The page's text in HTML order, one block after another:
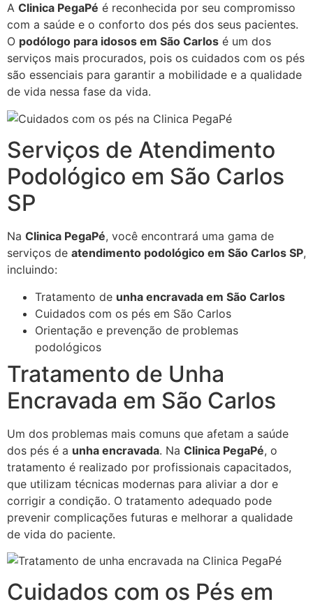
A Clinica PegaPé é reconhecida por seu compromisso
com a saúde e o conforto dos pés dos seus pacientes.
O podólogo para idosos em São Carlos é um dos
serviços mais procurados, pois os cuidados com os pés
são essenciais para garantir a mobilidade e a qualidade
de vida nessa fase da vida.
Serviços de Atendimento
Podológico em São Carlos
SP
Na Clinica PegaPé, você encontrará uma gama de
serviços de atendimento podológico em São Carlos SP,
incluindo:
Tratamento de unha encravada em São Carlos
Cuidados com os pés em São Carlos
Orientação e prevenção de problemas
podológicos
Tratamento de Unha
Encravada em São Carlos
Um dos problemas mais comuns que afetam a saúde
dos pés é a unha encravada. Na Clinica PegaPé, o
tratamento é realizado por profissionais capacitados,
que utilizam técnicas modernas para aliviar a dor e
corrigir a condição. O tratamento adequado pode
prevenir complicações futuras e melhorar a qualidade
de vida do paciente.
Cuidados com os Pés em